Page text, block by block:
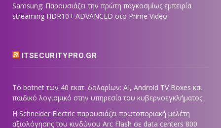
Samsung: Παρουσιάζει την πρώτη παγκοσμίως εμπειρία
streaming HDR10+ ADVANCED στο Prime Video
ITSECURITYPRO.GR
Το botnet των 40 εκατ. δολαρίων: AI, Android TV Boxes και
παιδικό λογισμικό στην υπηρεσία του κυβερνοεγκλήματος
Η Schneider Electric παρουσιάζει πρωτοποριακή μελέτη
αξιολόγησης του κινδύνου Arc Flash σε data centers 800